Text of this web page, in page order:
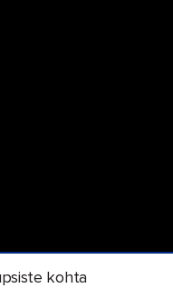
kohta